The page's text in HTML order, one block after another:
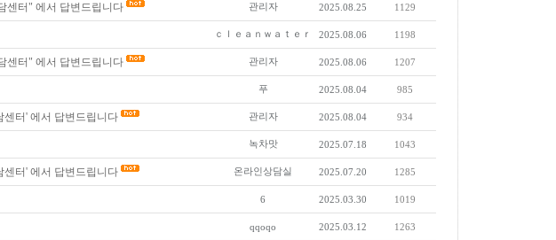
센터" 에서 답변드립니다 관리자 2025.08.25 1129
ｃｌｅａｎｗａｔｅｒ 2025.08.06 1198
센터" 에서 답변드립니다 관리자 2025.08.06 1207
푸 2025.08.04 985
센터' 에서 답변드립니다 관리자 2025.08.04 934
녹차맛 2025.07.18 1043
센터' 에서 답변드립니다 온라인상담실 2025.07.20 1285
6 2025.03.30 1019
qqoqo 2025.03.12 1263